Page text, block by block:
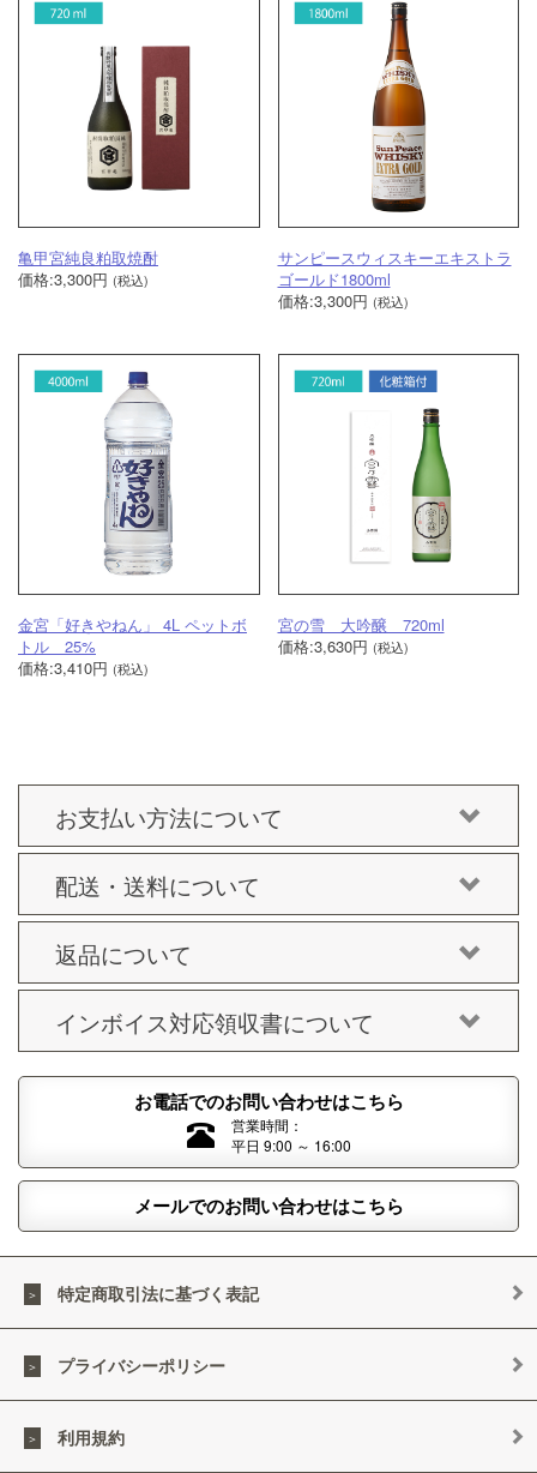
亀甲宮純良粕取焼酎
価格:3,300円 (税込)
サンピースウィスキーエキストラ
ゴールド1800ml
価格:3,300円 (税込)
金宮「好きやねん」 4L ペットボ
トル 25%
価格:3,410円 (税込)
宮の雪 大吟醸 720ml
価格:3,630円 (税込)
お支払い方法について
配送・送料について
返品について
インボイス対応領収書について
お電話でのお問い合わせはこちら
営業時間：
平日 9:00 ～ 16:00
メールでのお問い合わせはこちら
特定商取引法に基づく表記
プライバシーポリシー
利用規約